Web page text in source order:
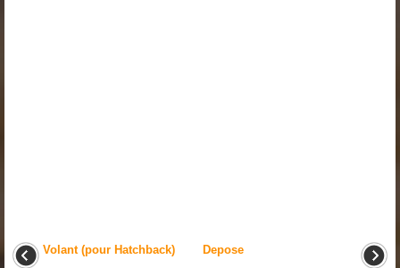
Volant (pour Hatchback) Depose